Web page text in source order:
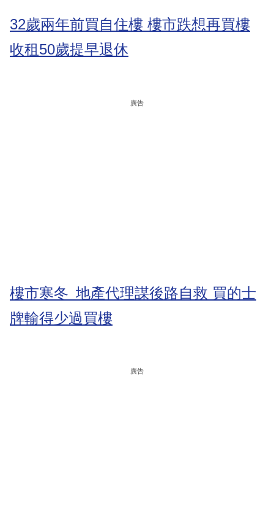
32歲兩年前買自住樓 樓市跌想再買樓
收租50歲提早退休
廣告
樓市寒冬 地產代理謀後路自救 買的士
牌輸得少過買樓
廣告